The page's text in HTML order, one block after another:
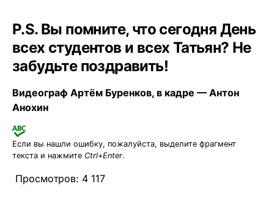
P.S. Вы помните, что сегодня День
всех студентов и всех Татьян? Не
забудьте поздравить!
Видеограф Артём Буренков, в кадре — Антон
Анохин
Если вы нашли ошибку, пожалуйста, выделите фрагмент
текста и нажмите Ctrl+Enter.
Просмотров: 4 117